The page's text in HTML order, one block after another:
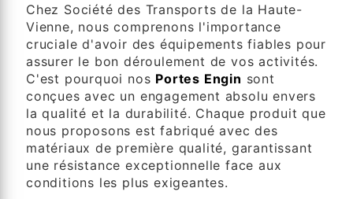
Chez Société des Transports de la Haute-
Vienne, nous comprenons l'importance
cruciale d'avoir des équipements fiables pour
assurer le bon déroulement de vos activités.
C'est pourquoi nos Portes Engin sont
conçues avec un engagement absolu envers
la qualité et la durabilité. Chaque produit que
nous proposons est fabriqué avec des
matériaux de première qualité, garantissant
une résistance exceptionnelle face aux
conditions les plus exigeantes.